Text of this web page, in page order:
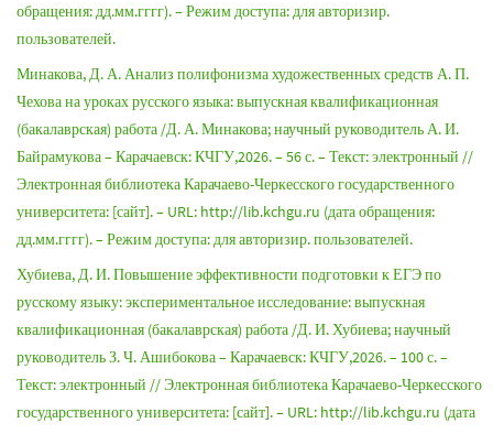
обращения: дд.мм.гггг). – Режим доступа: для авторизир.
пользователей.
Минакова, Д. А. Анализ полифонизма художественных средств А. П.
Чехова на уроках русского языка: выпускная квалификационная
(бакалаврская) работа /Д. А. Минакова; научный руководитель А. И.
Байрамукова – Карачаевск: КЧГУ,2026. – 56 с. – Текст: электронный //
Электронная библиотека Карачаево-Черкесского государственного
университета: [сайт]. – URL: http://lib.kchgu.ru (дата обращения:
дд.мм.гггг). – Режим доступа: для авторизир. пользователей.
Хубиева, Д. И. Повышение эффективности подготовки к ЕГЭ по
русскому языку: экспериментальное исследование: выпускная
квалификационная (бакалаврская) работа /Д. И. Хубиева; научный
руководитель З. Ч. Ашибокова – Карачаевск: КЧГУ,2026. – 100 с. –
Текст: электронный // Электронная библиотека Карачаево-Черкесского
государственного университета: [сайт]. – URL: http://lib.kchgu.ru (дата